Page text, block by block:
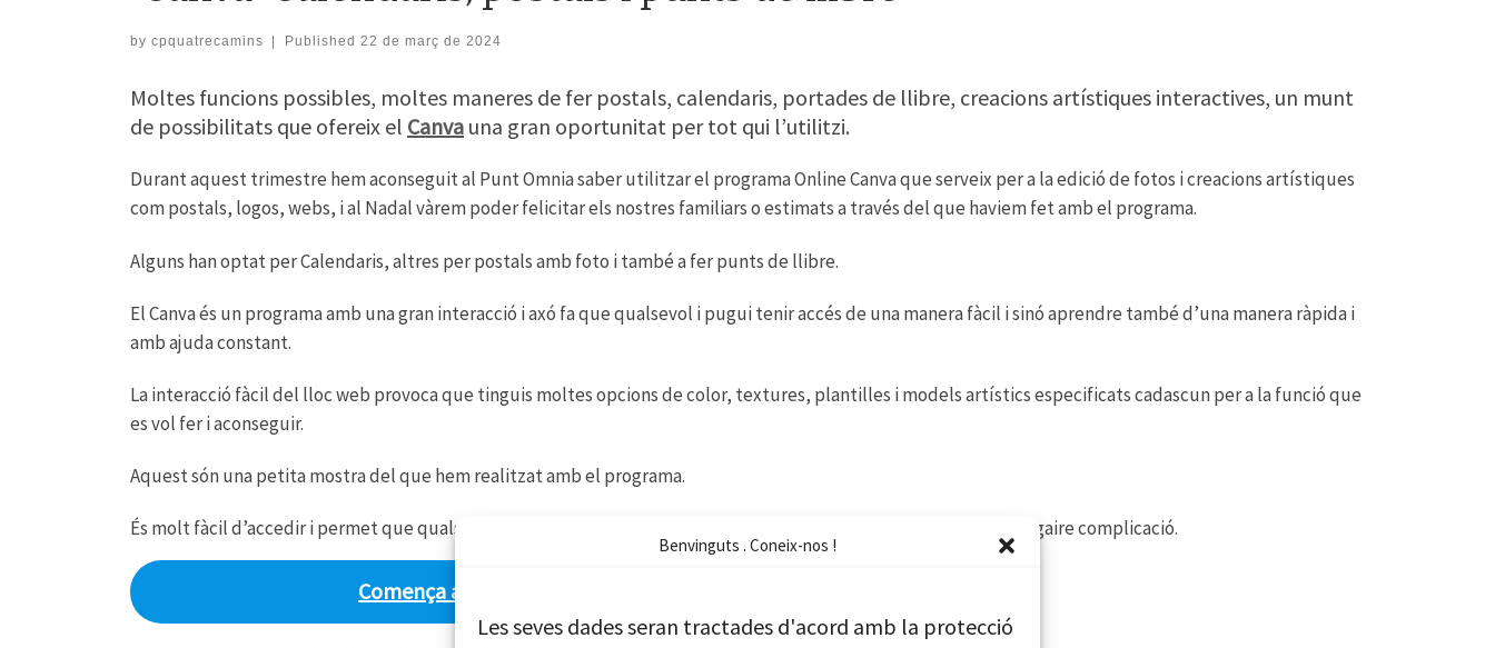
Benvinguts . Coneix-nos !
Les seves dades seran tractades d'acord amb la protecció
by cpquatrecamins Published 22 de març de 2024
Moltes funcions possibles, moltes maneres de fer postals, calendaris, portades de llibre, creacions artístiques interactives, un munt
de possibilitats que ofereix el Canva una gran oportunitat per tot qui l’utilitzi.
Durant aquest trimestre hem aconseguit al Punt Omnia saber utilitzar el programa Online Canva que serveix per a la edició de fotos i creacions artístiques
com postals, logos, webs, i al Nadal vàrem poder felicitar els nostres familiars o estimats a través del que haviem fet amb el programa.
Alguns han optat per Calendaris, altres per postals amb foto i també a fer punts de llibre.
El Canva és un programa amb una gran interacció i axó fa que qualsevol i pugui tenir accés de una manera fàcil i sinó aprendre també d’una manera ràpida i
amb ajuda constant.
La interacció fàcil del lloc web provoca que tinguis moltes opcions de color, textures, plantilles i models artístics especificats cadascun per a la funció que
es vol fer i aconseguir.
Aquest són una petita mostra del que hem realitzat amb el programa.
És molt fàcil d’accedir i permet que qualsevol persona hi pugui tenir accés i sobretot realitzar el que busca sense gaire complicació.
Comença a crear